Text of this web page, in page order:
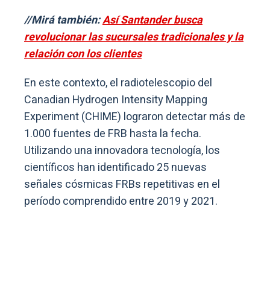
//Mirá también:Así Santander busca
revolucionar las sucursales tradicionales y la
relación con los clientes
En este contexto, el radiotelescopio del
Canadian Hydrogen Intensity Mapping
Experiment (CHIME) lograron detectar más de
1.000 fuentes de FRB hasta la fecha.
Utilizando una innovadora tecnología, los
científicos han identificado 25 nuevas
señales cósmicas FRBs repetitivas en el
período comprendido entre 2019 y 2021.